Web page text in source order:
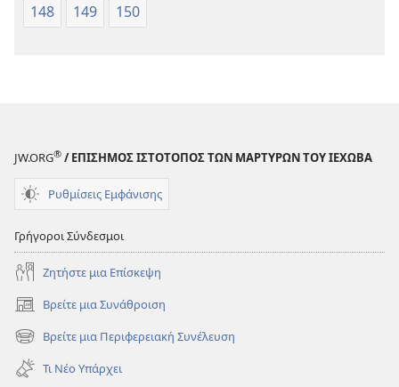
148
149 150
JW.ORG® / ΕΠΙΣΗΜΟΣ ΙΣΤΟΤΟΠΟΣ ΤΩΝ ΜΑΡΤΥΡΩΝ ΤΟΥ ΙΕΧΩΒΑ
Ρυθμίσεις Εμφάνισης
Γρήγοροι Σύνδεσμοι
Ζητήστε μια Επίσκεψη
Βρείτε μια Συνάθροιση
(ανοίγει
νέο
παράθυρο)
Βρείτε μια Περιφερειακή Συνέλευση
(ανοίγει
νέο
παράθυρο)
Τι Νέο Υπάρχει